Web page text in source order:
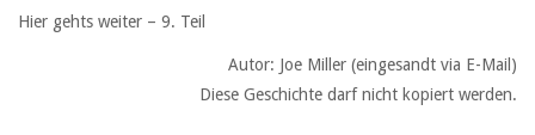
Hier gehts weiter – 9. Teil
Autor: Joe Miller (eingesandt via E-Mail)
Diese Geschichte darf nicht kopiert werden.